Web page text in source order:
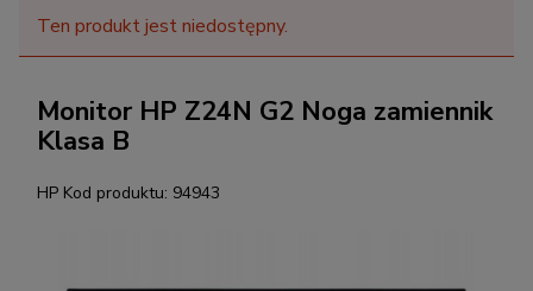
Ten produkt jest niedostępny.
Monitor HP Z24N G2 Noga zamiennik
Klasa B
HP Kod produktu: 94943